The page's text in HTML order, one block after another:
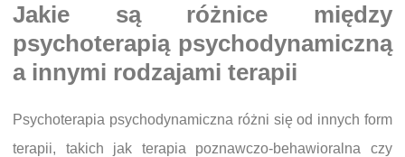
Jakie są różnice między
psychoterapią psychodynamiczną
a innymi rodzajami terapii
Psychoterapia psychodynamiczna różni się od innych form
terapii, takich jak terapia poznawczo-behawioralna czy